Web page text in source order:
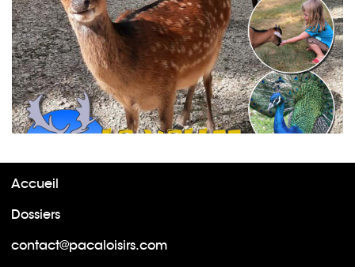
Accueil
Dossiers
contact@pacaloisirs.com